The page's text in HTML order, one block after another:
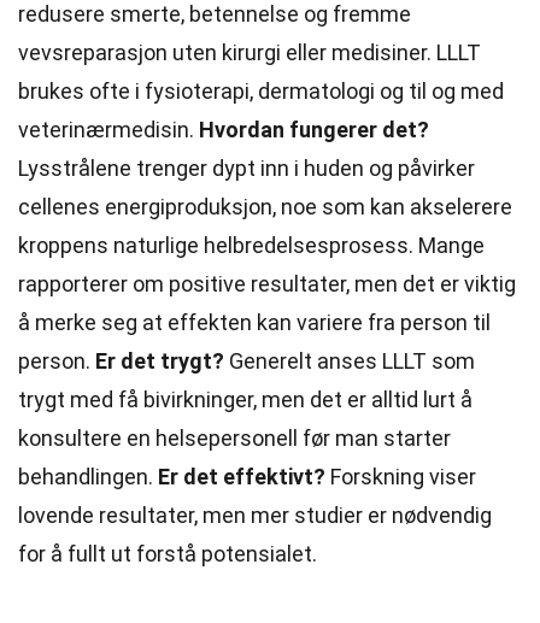
redusere smerte, betennelse og fremme
vevsreparasjon uten kirurgi eller medisiner. LLLT
brukes ofte i fysioterapi, dermatologi og til og med
veterinærmedisin. Hvordan fungerer det?
Lysstrålene trenger dypt inn i huden og påvirker
cellenes energiproduksjon, noe som kan akselerere
kroppens naturlige helbredelsesprosess. Mange
rapporterer om positive resultater, men det er viktig
å merke seg at effekten kan variere fra person til
person. Er det trygt? Generelt anses LLLT som
trygt med få bivirkninger, men det er alltid lurt å
konsultere en helsepersonell før man starter
behandlingen. Er det effektivt? Forskning viser
lovende resultater, men mer studier er nødvendig
for å fullt ut forstå potensialet.